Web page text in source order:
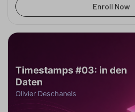
Enroll Now
Timestamps #03: in den
Daten
Olivier Deschanels